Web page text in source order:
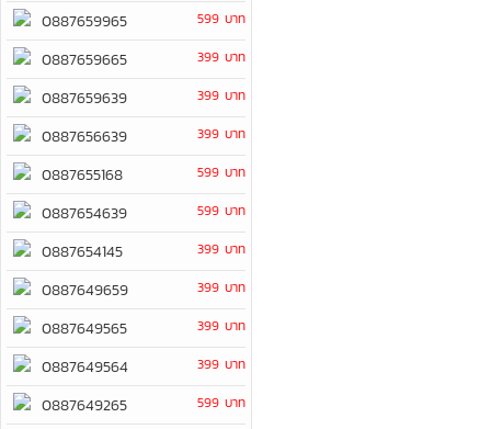
0887659965 599 บาท
0887659665 399 บาท
0887659639 399 บาท
0887656639 399 บาท
0887655168 599 บาท
0887654639 599 บาท
0887654145 399 บาท
0887649659 399 บาท
0887649565 399 บาท
0887649564 399 บาท
0887649265 599 บาท